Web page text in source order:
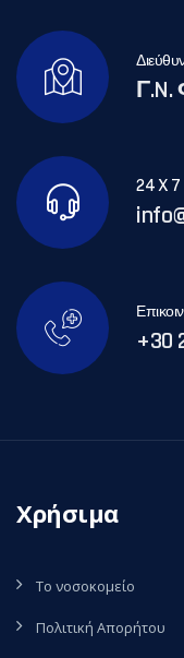
Γ.N.
24 X 7
+30
Χρήσιμα
Το νοσοκομείο
Πολιτική Απορήτου